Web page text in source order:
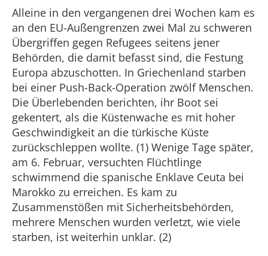
Alleine in den vergangenen drei Wochen kam es
an den EU-Außengrenzen zwei Mal zu schweren
Übergriffen gegen Refugees seitens jener
Behörden, die damit befasst sind, die Festung
Europa abzuschotten. In Griechenland starben
bei einer Push-Back-Operation zwölf Menschen.
Die Überlebenden berichten, ihr Boot sei
gekentert, als die Küstenwache es mit hoher
Geschwindigkeit an die türkische Küste
zurückschleppen wollte. (1) Wenige Tage später,
am 6. Februar, versuchten Flüchtlinge
schwimmend die spanische Enklave Ceuta bei
Marokko zu erreichen. Es kam zu
Zusammenstößen mit Sicherheitsbehörden,
mehrere Menschen wurden verletzt, wie viele
starben, ist weiterhin unklar. (2)